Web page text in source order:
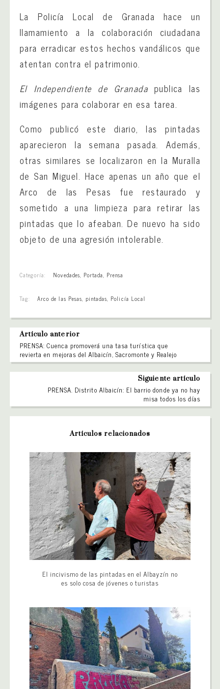
La Policía Local de Granada hace un
llamamiento a la colaboración ciudadana
para erradicar estos hechos vandálicos que
atentan contra el patrimonio.
El Independiente de Granadapublica las
imágenes para colaborar en esa tarea.
Como publicó este diario, las pintadas
aparecieron la semana pasada. Además,
otras similares se localizaron en la Muralla
de San Miguel. Hace apenas un año que el
Arco de las Pesas fue restaurado y
sometido a una limpieza para retirar las
pintadas que lo afeaban. De nuevo ha sido
objeto de una agresión intolerable.
Categoría: Novedades, Portada, Prensa
Tag: Arco de las Pesas, pintadas, Policía Local
Artículo anterior
PRENSA: Cuenca promoverá una tasa turística que
revierta en mejoras del Albaicín, Sacromonte y Realejo
Siguiente artículo
PRENSA. Distrito Albaicín: El barrio donde ya no hay
misa todos los días
Artículos relacionados
El incivismo de las pintadas en el Albayzín no
es solo cosa de jóvenes o turistas